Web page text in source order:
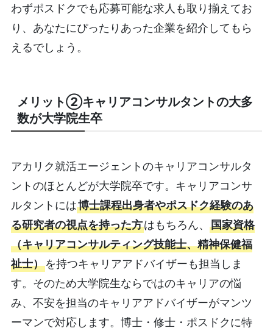
わずポスドクでも応募可能な求人も取り揃えてお
り、あなたにぴったりあった企業を紹介してもら
えるでしょう。
メリット②キャリアコンサルタントの大多
数が大学院生卒
アカリク就活エージェントのキャリアコンサルタ
ントのほとんどが大学院卒です。キャリアコンサ
ルタントには博士課程出身者やポスドク経験のあ
る研究者の視点を持った方はもちろん、 国家資格
（キャリアコンサルティング技能士、精神保健福
祉士）を持つキャリアアドバイザーも担当しま
す。そのため大学院生ならではのキャリアの悩
み、不安を担当のキャリアアドバイザーがマンツ
ーマンで対応します。博士・修士・ポスドクに特